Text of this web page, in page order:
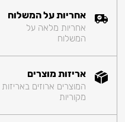
אחריות על המשלוח
אחריות מלאה על
המשלוח
אריזות מוצרים
המוצרים ארוזים באריזות
מקוריות